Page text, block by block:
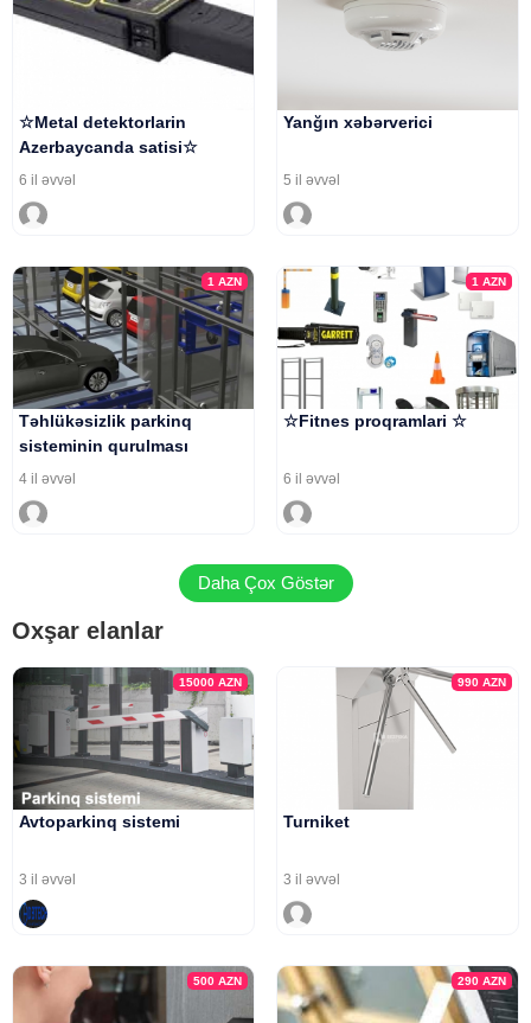
☆Metal detektorlarin
Azerbaycanda satisi☆
6 il əvvəl
Yanğın xəbərverici
5 il əvvəl
1AZN
Təhlükəsizlik parkinq
sisteminin qurulması
4 il əvvəl
1 AZN
☆Fitnes proqramlari ☆
6 il əvvəl
Daha Çox Göstər
Oxşar elanlar
15000AZN
Avtoparkinq sistemi
3 il əvvəl
990 AZN
Turniket
3 il əvvəl
500AZN 290 AZN